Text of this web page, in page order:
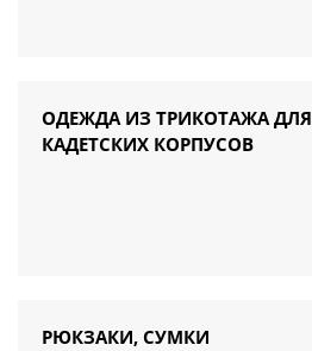
ОДЕЖДА ИЗ ТРИКОТАЖА ДЛЯ
КАДЕТСКИХ КОРПУСОВ
РЮКЗАКИ, СУМКИ